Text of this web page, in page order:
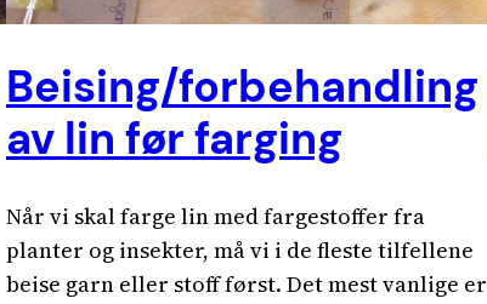
Beising/forbehandling
av lin før farging
Når vi skal farge lin med fargestoffer fra
planter og insekter, må vi i de fleste tilfellene
beise garn eller stoff først. Det mest vanlige er